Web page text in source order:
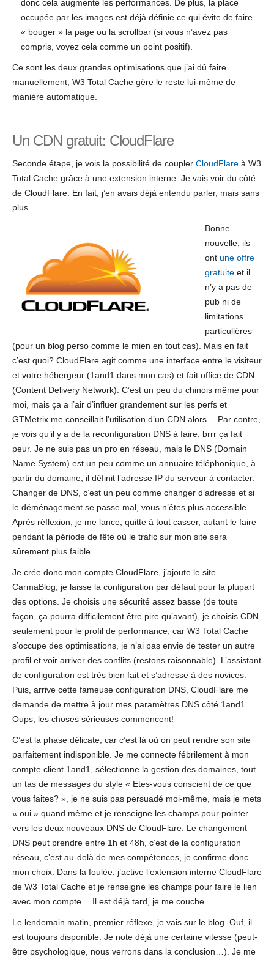
donc cela augmente les performances. De plus, la place
occupée par les images est déjà définie ce qui évite de faire
« bouger » la page ou la scrollbar (si vous n’avez pas
compris, voyez cela comme un point positif).
Ce sont les deux grandes optimisations que j’ai dû faire
manuellement, W3 Total Cache gère le reste lui-même de
manière automatique.
Un CDN gratuit: CloudFlare
Seconde étape, je vois la possibilité de coupler CloudFlare à W3
Total Cache grâce à une extension interne. Je vais voir du côté
de CloudFlare. En fait, j’en avais déjà entendu parler, mais sans
plus.
Bonne
nouvelle, ils
ont une offre
gratuite et il
n’y a pas de
pub ni de
limitations
particulières
(pour un blog perso comme le mien en tout cas). Mais en fait
c’est quoi? CloudFlare agit comme une interface entre le visiteur
et votre hébergeur (1and1 dans mon cas) et fait office de CDN
(Content Delivery Network). C’est un peu du chinois même pour
moi, mais ça a l’air d’influer grandement sur les perfs et
GTMetrix me conseillait l’utilisation d’un CDN alors… Par contre,
je vois qu’il y a de la reconfiguration DNS à faire, brrr ça fait
peur. Je ne suis pas un pro en réseau, mais le DNS (Domain
Name System) est un peu comme un annuaire téléphonique, à
partir du domaine, il définit l’adresse IP du serveur à contacter.
Changer de DNS, c’est un peu comme changer d’adresse et si
le déménagement se passe mal, vous n’êtes plus accessible.
Après réflexion, je me lance, quitte à tout casser, autant le faire
pendant la période de fête où le trafic sur mon site sera
sûrement plus faible.
Je crée donc mon compte CloudFlare, j’ajoute le site
CarmaBlog, je laisse la configuration par défaut pour la plupart
des options. Je choisis une sécurité assez basse (de toute
façon, ça pourra difficilement être pire qu’avant), je choisis CDN
seulement pour le profil de performance, car W3 Total Cache
s’occupe des optimisations, je n’ai pas envie de tester un autre
profil et voir arriver des conflits (restons raisonnable). L’assistant
de configuration est très bien fait et s’adresse à des novices.
Puis, arrive cette fameuse configuration DNS, CloudFlare me
demande de mettre à jour mes paramètres DNS côté 1and1…
Oups, les choses sérieuses commencent!
C’est la phase délicate, car c’est là où on peut rendre son site
parfaitement indisponible. Je me connecte fébrilement à mon
compte client 1and1, sélectionne la gestion des domaines, tout
un tas de messages du style « Etes-vous conscient de ce que
vous faites? », je ne suis pas persuadé moi-même, mais je mets
« oui » quand même et je renseigne les champs pour pointer
vers les deux nouveaux DNS de CloudFlare. Le changement
DNS peut prendre entre 1h et 48h, c’est de la configuration
réseau, c’est au-delà de mes compétences, je confirme donc
mon choix. Dans la foulée, j’active l’extension interne CloudFlare
de W3 Total Cache et je renseigne les champs pour faire le lien
avec mon compte… Il est déjà tard, je me couche.
Le lendemain matin, premier réflexe, je vais sur le blog. Ouf, il
est toujours disponible. Je note déjà une certaine vitesse (peut-
être psychologique, nous verrons dans la conclusion…). Je me